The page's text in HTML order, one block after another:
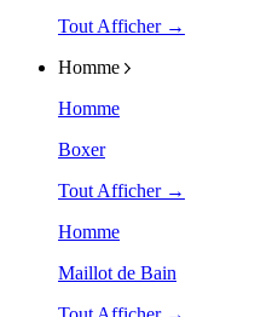
Tout Afficher →
Homme
Homme
Boxer
Tout Afficher →
Homme
Maillot de Bain